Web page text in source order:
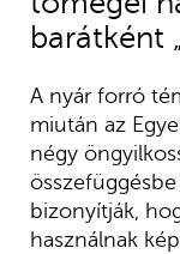
barátként
A nyár forró
miután az
négy
bizonyítják,
használnak